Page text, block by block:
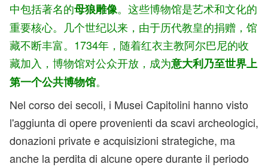
中包括著名的母狼雕像。这些博物馆是艺术和文化的
重要核心。几个世纪以来，由于历代教皇的捐赠，馆
藏不断丰富。1734年，随着红衣主教阿尔巴尼的收
藏加入，博物馆对公众开放，成为意大利乃至世界上
第一个公共博物馆。
Nel corso dei secoli, i Musei Capitolini hanno visto
l'aggiunta di opere provenienti da scavi archeologici,
donazioni private e acquisizioni strategiche, ma
anche la perdita di alcune opere durante il periodo